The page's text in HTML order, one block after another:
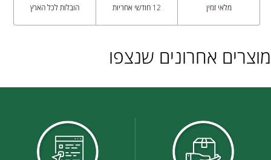
מלאי זמין 12 חודשי אחריות הובלות לכל הארץ
מוצרים אחרונים שנצפו